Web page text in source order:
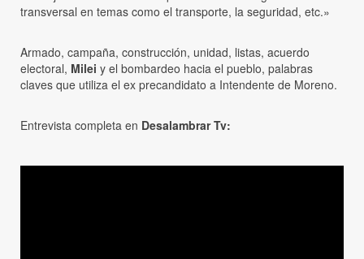
transversal en temas como el transporte, la seguridad, etc.»
Armado, campaña, construcción, unidad, listas, acuerdo
electoral, Milei y el bombardeo hacia el pueblo, palabras
claves que utiliza el ex precandidato a Intendente de Moreno.
Entrevista completa en Desalambrar Tv: